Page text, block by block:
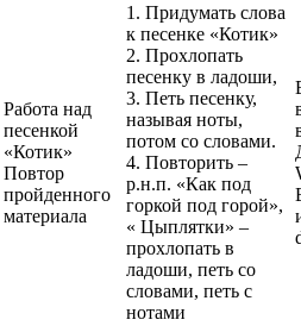
Работа над
песенкой
«Котик»
Повтор
пройденного
материала
1. Придумать слова
к песенке «Котик»
2. Прохлопать
песенку в ладоши,
3. Петь песенку,
называя ноты,
потом со словами.
4. Повторить –
р.н.п. «Как под
горкой под горой»,
« Цыплятки» –
прохлопать в
ладоши, петь со
словами, петь с
нотами